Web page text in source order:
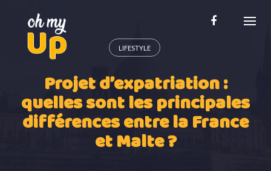
content
LIFESTYLE
Projet d’expatriation :
quelles sont les principales
différences entre la France
et Malte ?